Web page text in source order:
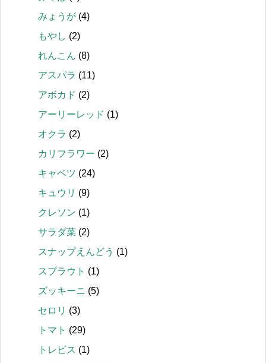
みょうが (4)
もやし (2)
れんこん (8)
アスパラ (11)
アボカド (2)
アーリーレッド (1)
オクラ (2)
カリフラワー (2)
キャベツ (24)
キュウリ (9)
クレソン (1)
サラダ菜 (2)
スナップえんどう (1)
スプラウト (1)
ズッキーニ (5)
セロリ (3)
トマト (29)
トレビス (1)